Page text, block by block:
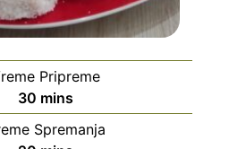
Pripreme
30 minutes
mins
Spremanja